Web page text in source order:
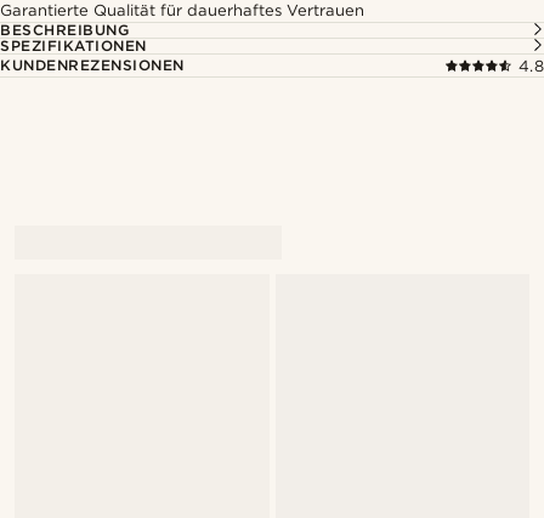
Garantierte Qualität für dauerhaftes Vertrauen
BESCHREIBUNG
SPEZIFIKATIONEN
KUNDENREZENSIONEN
4.8